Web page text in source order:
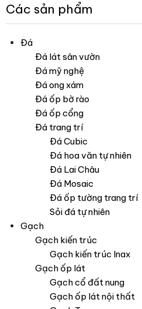
Các sản phẩm
Đá
Đá lát sân vườn
Đá mỹ nghệ
Đá ong xám
Đá ốp bờ rào
Đá ốp cổng
Đá trang trí
Đá Cubic
Đá hoa văn tự nhiên
Đá Lai Châu
Đá Mosaic
Đá ốp tường trang trí
Sỏi đá tự nhiên
Gạch
Gạch kiến trúc
Gạch kiến trúc Inax
Gạch ốp lát
Gạch cổ đất nung
Gạch ốp lát nội thất